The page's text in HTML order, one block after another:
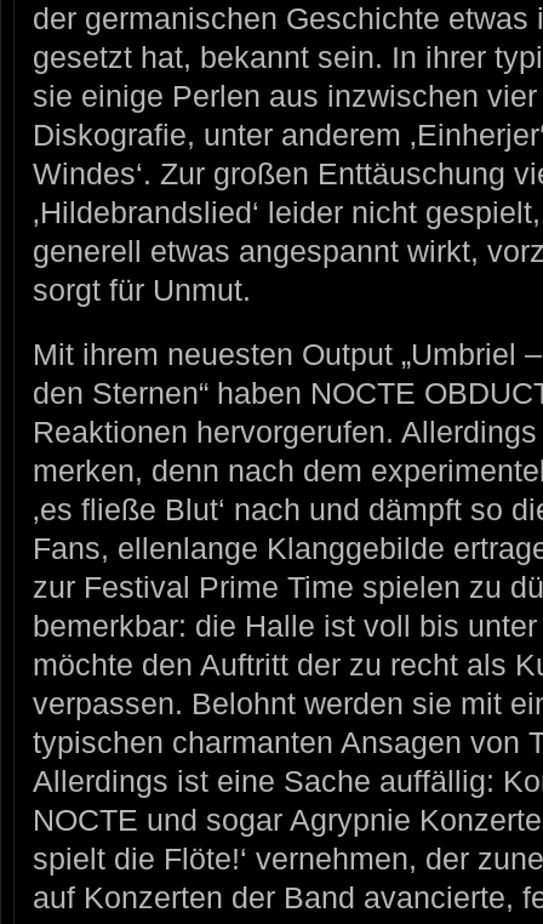
der germanischen Geschichte etwas
gesetzt hat, bekannt sein. In ihrer
sie einige Perlen aus inzwischen
Diskografie, unter anderem
Windes‘. Zur großen Enttäuschung
‚Hildebrandslied‘ leider nicht
generell etwas angespannt wirkt,
sorgt für Unmut.
Mit ihrem neuesten Output „Umbriel
den Sternen“ haben NOCTE
Reaktionen hervorgerufen.
merken, denn nach dem
‚es fließe Blut‘ nach und dämpft so
Fans, ellenlange Klanggebilde
zur Festival Prime Time spielen zu
bemerkbar: die Halle ist voll bis
möchte den Auftritt der zu recht als
verpassen. Belohnt werden sie mit
typischen charmanten Ansagen von
Allerdings ist eine Sache auffällig:
NOCTE und sogar Agrypnie
spielt die Flöte!‘ vernehmen, der
auf Konzerten der Band avancierte,